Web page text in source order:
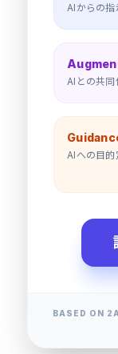
AIからの
AIとの共同
AIへの目的
BASED ON